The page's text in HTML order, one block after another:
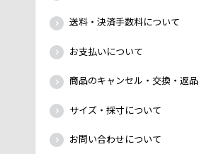
送料・決済手数料について
お支払いについて
商品のキャンセル・交換・返
サイズ・採寸について
お問い合わせについて